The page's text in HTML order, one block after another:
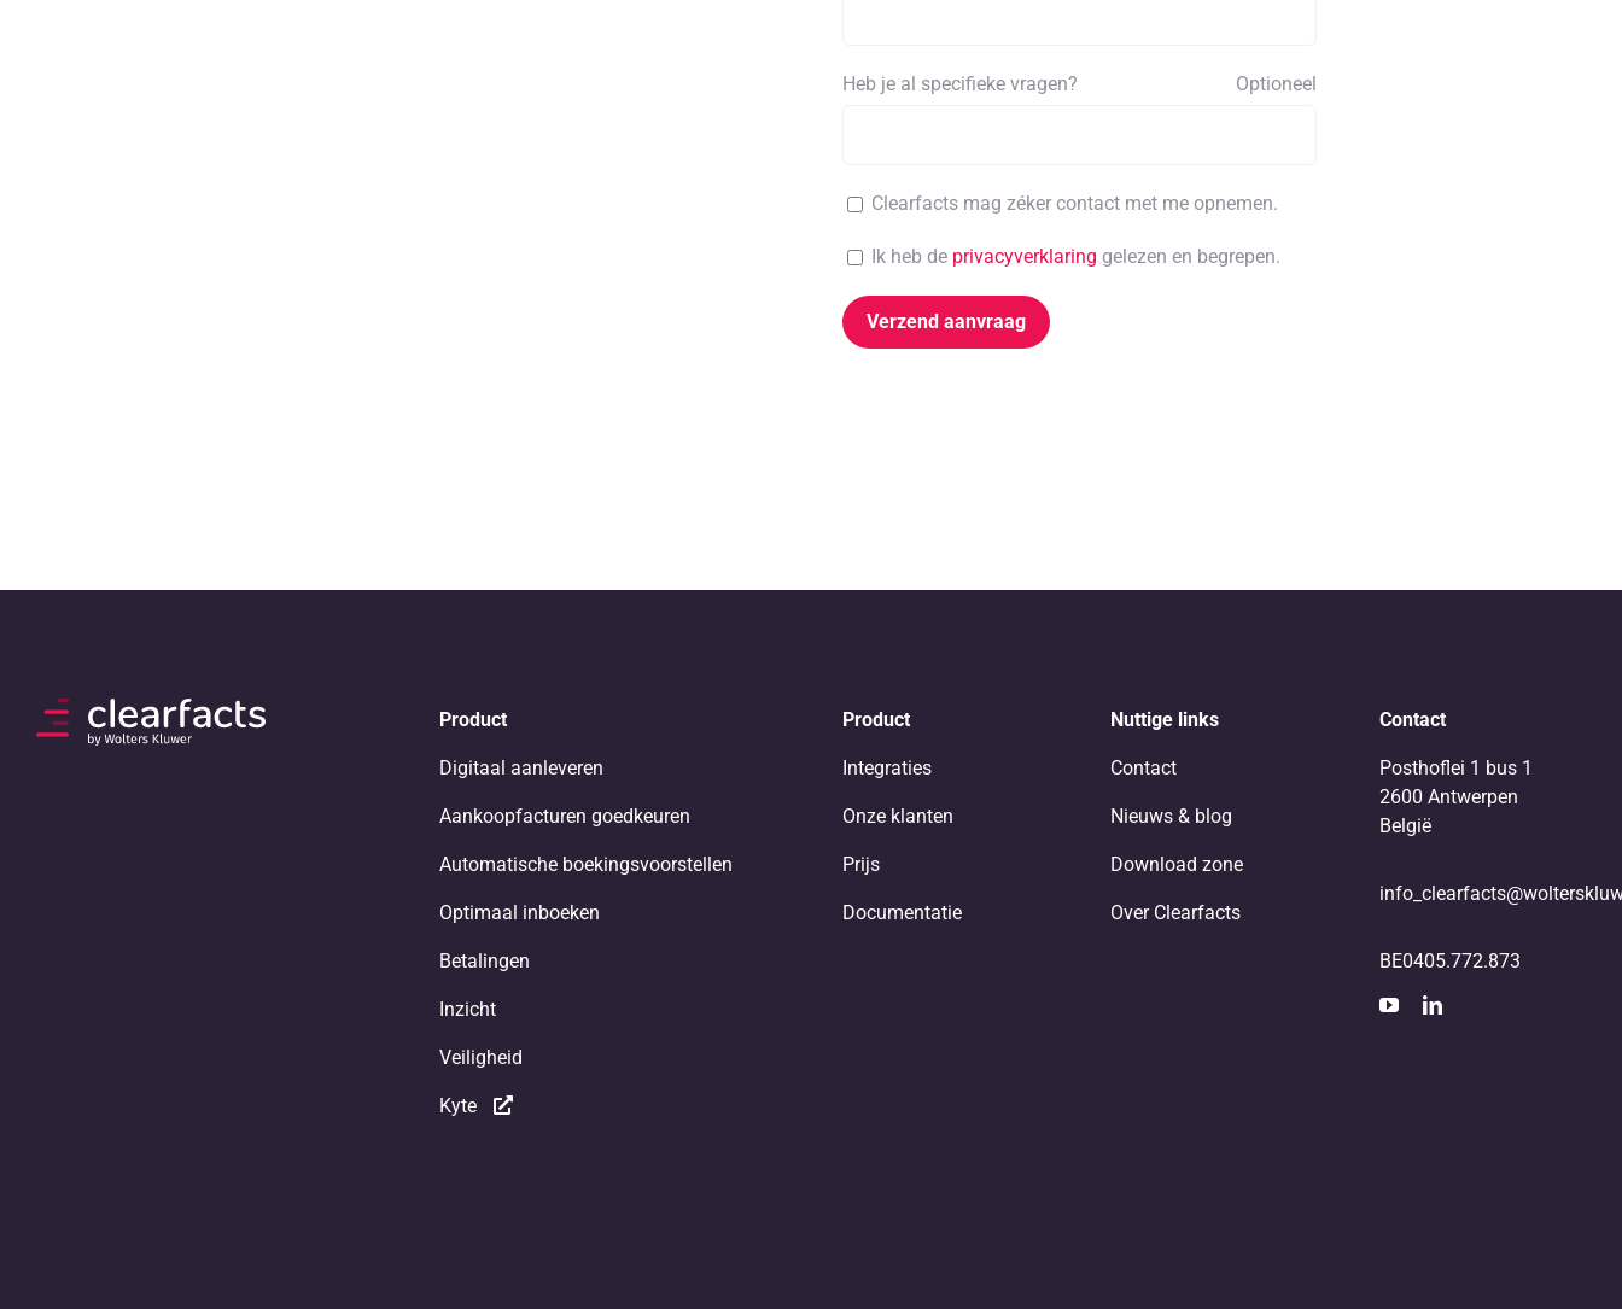
Heb je al specifieke vragen? Optioneel
Clearfacts mag zéker contact met me opnemen.
Ik heb de privacyverklaring gelezen en begrepen.
Product
Digitaal aanleveren
Aankoopfacturen goedkeuren
Automatische boekingsvoorstellen
Optimaal inboeken
Betalingen
Inzicht
Veiligheid
Kyte
Product
Integraties
Onze klanten
Prijs
Documentatie
Nuttige links
Contact
Nieuws & blog
Download zone
Over Clearfacts
Contact
Posthoflei 1 bus 1
2600 Antwerpen
België
BE0405.772.873